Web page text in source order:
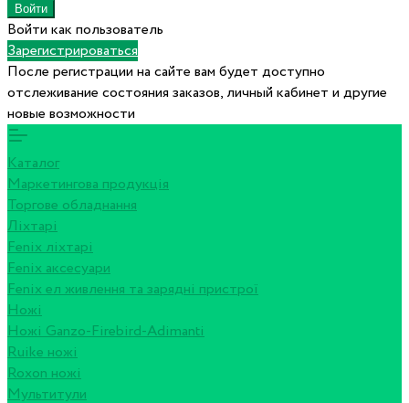
Войти как пользователь
Зарегистрироваться
После регистрации на сайте вам будет доступно
отслеживание состояния заказов, личный кабинет и другие
новые возможности
Каталог
Маркетингова продукція
Торгове обладнання
Ліхтарі
Fenix ліхтарі
Fenix аксесуари
Fenix ел живлення та зарядні пристрої
Ножі
Ножі Ganzo-Firebird-Adimanti
Ruike ножі
Roxon ножi
Мультитули